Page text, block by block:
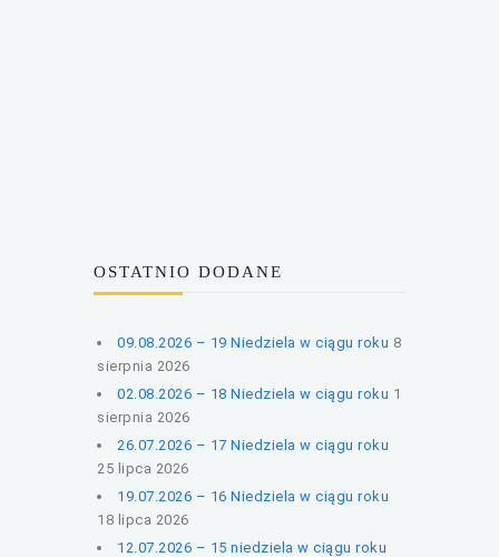
OSTATNIO DODANE
09.08.2026 – 19 Niedziela w ciągu roku 8
sierpnia 2026
02.08.2026 – 18 Niedziela w ciągu roku 1
sierpnia 2026
26.07.2026 – 17 Niedziela w ciągu roku
25 lipca 2026
19.07.2026 – 16 Niedziela w ciągu roku
18 lipca 2026
12.07.2026 – 15 niedziela w ciągu roku